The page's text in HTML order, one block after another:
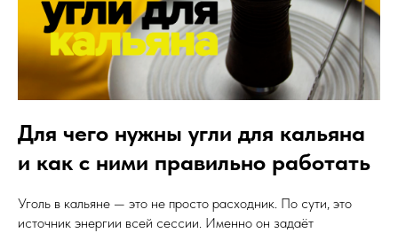
Для чего нужны угли для кальяна
и как с ними правильно работать
Уголь в кальяне — это не просто расходник. По сути, это
источник энергии всей сессии. Именно он задаёт